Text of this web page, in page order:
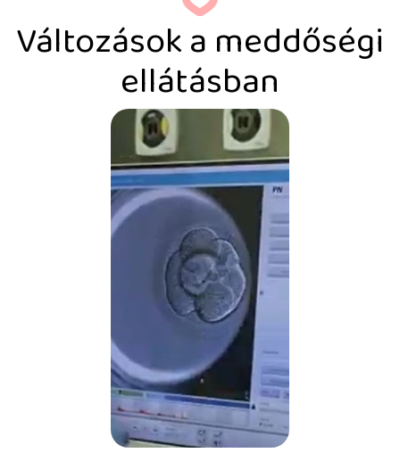
Változások a meddőségi
ellátásban